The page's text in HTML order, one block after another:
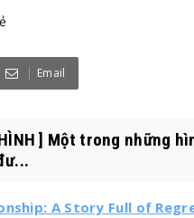
Email
HÌNH ] Một trong những
A Story Full of